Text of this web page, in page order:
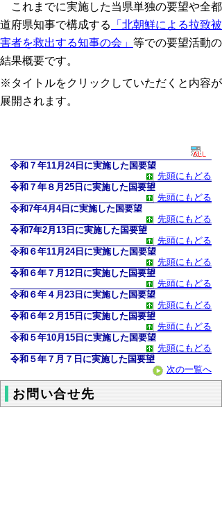
これまでに実施した当県単独の要望や全都
道府県知事で構成する
「北朝鮮による拉致被
害者を救出する知事の会」 等での要望活動の
結果概要です。
※タイトルをクリックしていただくと内容が
展開されます。
令和７年11月24日に実施した国要望
先頭にもどる
令和７年８月25日に実施した国要望
先頭にもどる
令和7年4月4日に実施した国要望
先頭にもどる
令和7年2月13日に実施した国要望
先頭にもどる
令和６年11月24日に実施した国要望
先頭にもどる
令和６年７月12日に実施した国要望
先頭にもどる
令和６年４月23日に実施した国要望
先頭にもどる
令和６年２月15日に実施した国要望
先頭にもどる
令和５年10月15日に実施した国要望
先頭にもどる
令和５年７月７日に実施した国要望
次の一覧へ
お問い合せ先